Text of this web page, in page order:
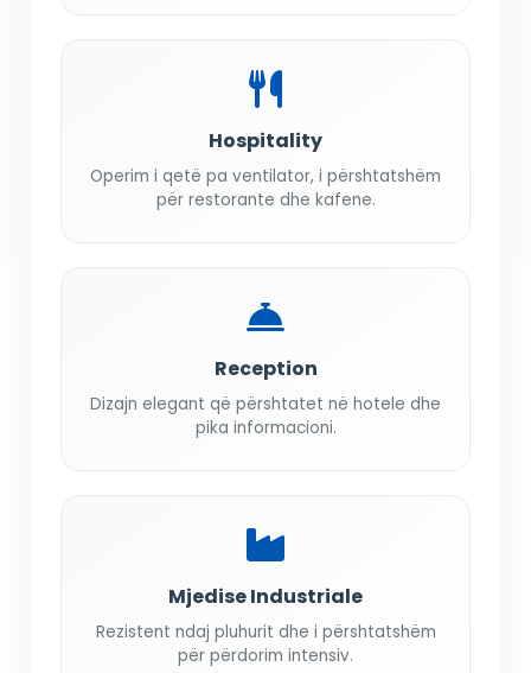
Hospitality
Operim i qetë pa ventilator, i përshtatshëm
për restorante dhe kafene.
Reception
Dizajn elegant që përshtatet në hotele dhe
pika informacioni.
Mjedise Industriale
Rezistent ndaj pluhurit dhe i përshtatshëm
për përdorim intensiv.